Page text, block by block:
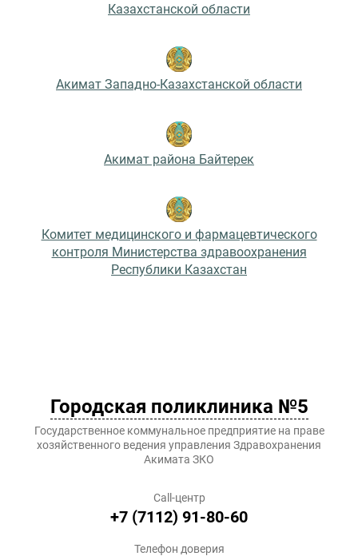
Казахстанской области
Акимат Западно-Казахстанской области
Акимат района Байтерек
Комитет медицинского и фармацевтического
контроля Министерства здравоохранения
Республики Казахстан
Городская поликлиника №5
Государственное коммунальное предприятие на праве
хозяйственного ведения управления Здравохранения
Акимата ЗКО
Call-центр
+7 (7112) 91-80-60
Телефон доверия